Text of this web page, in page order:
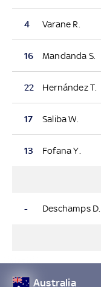
4 Varane R.
16 Mandanda S.
22 Hernández T.
17 Saliba W.
13 Fofana Y.
- Deschamps D.
Australia